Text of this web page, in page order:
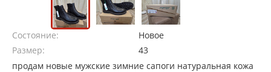
Состояние:
Новое
Размер:
43
продам новые мужские зимние сапоги натуральная кожа